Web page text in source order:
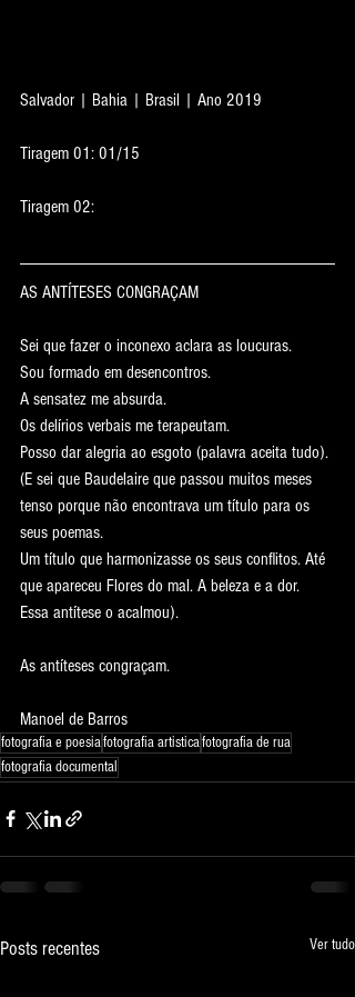
Salvador | Bahia | Brasil | Ano 2019
Tiragem 01: 01/15
Tiragem 02:
AS ANTÍTESES CONGRAÇAM
Sei que fazer o inconexo aclara as loucuras.
Sou formado em desencontros.
A sensatez me absurda.
Os delírios verbais me terapeutam.
Posso dar alegria ao esgoto (palavra aceita tudo).
(E sei que Baudelaire que passou muitos meses
tenso porque não encontrava um título para os
seus poemas.
Um título que harmonizasse os seus conflitos. Até
que apareceu Flores do mal. A beleza e a dor.
Essa antítese o acalmou).
As antíteses congraçam.
Manoel de Barros
fotografia e poesiafotografia artisticafotografia de rua
fotografia documental
Posts recentes Ver tudo